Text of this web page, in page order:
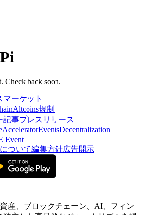
Check back soon.
マーケット
Altcoins規制
記事プレスリリース
AcceleratorEventsDecentralization
Event
ついて編集方針広告開示
資産、ブロックチェーン、AI、フィン